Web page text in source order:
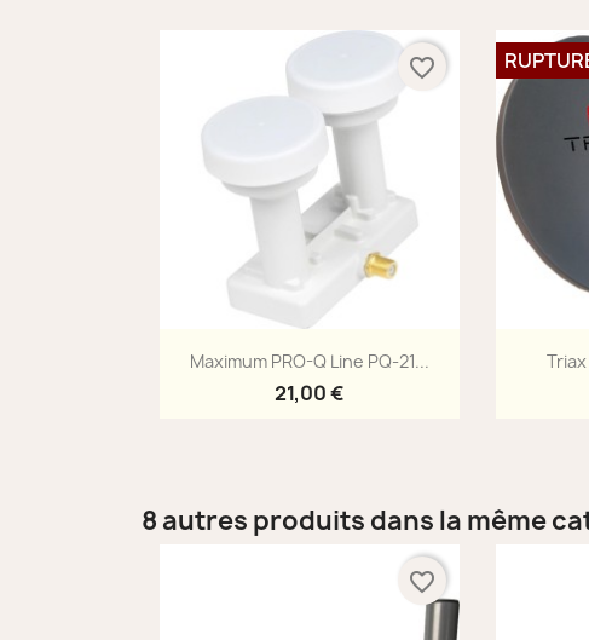
Aperçu rapide
Maximum PRO-Q Line PQ-21...
21,00 €
favorite_border

Triax
8 autres produits dans la même
favorite_border